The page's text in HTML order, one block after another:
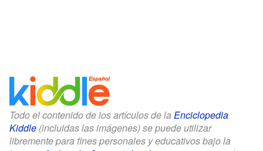
Todo el contenido de los artículos de la Enciclopedia
Kiddle (incluidas las imágenes) se puede utilizar
libremente para fines personales y educativos bajo la